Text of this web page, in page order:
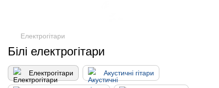
Електрогітари
Білі електрогітари
Електрогітари Акустичні гітари